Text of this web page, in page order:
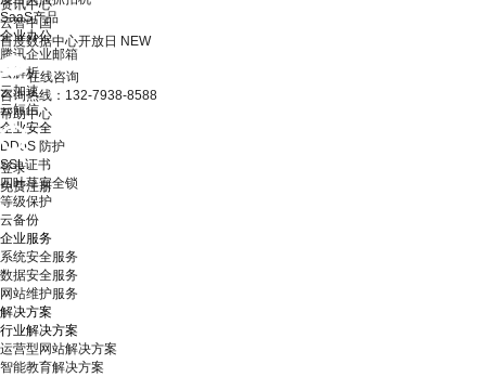
资讯中心
云智中国
百度数据中心开放日 NEW
在线咨询
咨询热线：132-7938-8588
帮助中心
登录
免费注册
SaaS产品
企业办公
腾讯企业邮箱
云解析
云加速
云短信
企业安全
DDoS 防护
SSL证书
四叶草安全锁
等级保护
云备份
企业服务
系统安全服务
数据安全服务
网站维护服务
解决方案
行业解决方案
运营型网站解决方案
智能教育解决方案